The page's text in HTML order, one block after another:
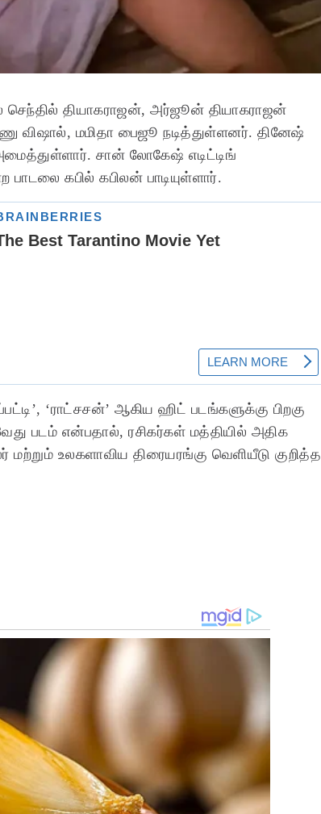
செந்தில் தியாகராஜன், அர்ஜூன் தியாகராஜன்
விஷால், மமிதா பைஜூ நடித்துள்ளனர். தினேஷ்
சான் லோகேஷ் எடிட்டிங்
பாடலை கபில் கபிலன் பாடியுள்ளார்.
‘ராட்சசன்’ ஆகிய ஹிட் படங்களுக்கு பிறகு
படம் என்பதால், ரசிகர்கள் மத்தியில் அதிக
மற்றும் உலகளாவிய திரையரங்கு வெளியீடு குறித்த